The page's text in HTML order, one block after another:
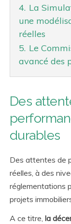
4. La
une
réelles
5. Le
avancé des
Des
durables
Des attentes de
réelles, à des
réglementations
projets
A ce titre, la